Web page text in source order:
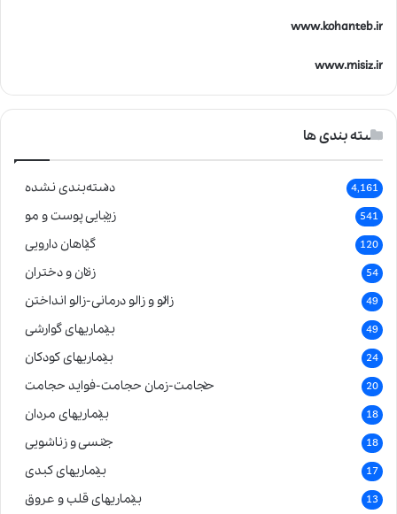
www.kohanteb.ir
www.misiz.ir
دسته بندی ها
دسته‌بندی نشده 4,161
زیبایی پوست و مو 541
گیاهان دارویی 120
زنان و دختران 54
زالو و زالو درمانی-زالو انداختن 49
بیماریهای گوارشی 49
بیماریهای کودکان 24
حجامت-زمان حجامت-فواید حجامت 20
بیماریهای مردان 18
جنسی و زناشویی 18
بیماریهای کبدی 17
بیماریهای قلب و عروق 13